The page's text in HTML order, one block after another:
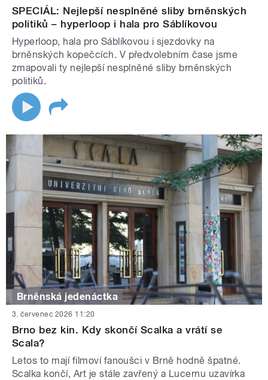
SPECIÁL: Nejlepší nesplněné sliby brněnských
politiků – hyperloop i hala pro Sáblíkovou
Hyperloop, hala pro Sáblíkovou i sjezdovky na
brněnských kopečcích. V předvolebním čase jsme
zmapovali ty nejlepší nesplněné sliby brněnských
politiků.
Brněnská jedenáctka
3. červenec 2026 11:20
Brno bez kin. Kdy skončí Scalka a vrátí se
Scala?
Letos to mají filmoví fanoušci v Brně hodně špatné.
Scalka končí, Art je stále zavřený a Lucernu uzavírka